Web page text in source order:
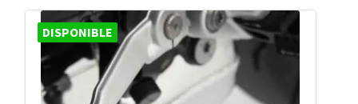
DISPONIBLE